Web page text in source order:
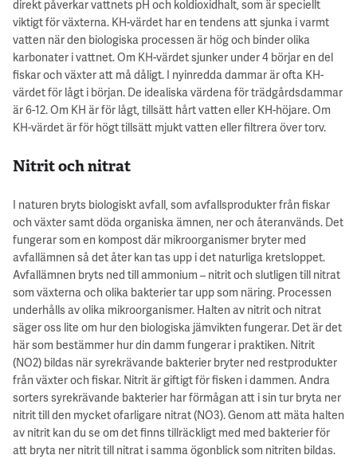
direkt påverkar vattnets pH och koldioxidhalt, som är speciellt
viktigt för växterna. KH-värdet har en tendens att sjunka i varmt
vatten när den biologiska processen är hög och binder olika
karbonater i vattnet. Om KH-värdet sjunker under 4 börjar en del
fiskar och växter att må dåligt. I nyinredda dammar är ofta KH-
värdet för lågt i början. De idealiska värdena för trädgårdsdammar
är 6-12. Om KH är för lågt, tillsätt hårt vatten eller KH-höjare. Om
KH-värdet är för högt tillsätt mjukt vatten eller filtrera över torv.
Nitrit och nitrat
I naturen bryts biologiskt avfall, som avfallsprodukter från fiskar
och växter samt döda organiska ämnen, ner och återanvänds. Det
fungerar som en kompost där mikroorganismer bryter med
avfallämnen så det åter kan tas upp i det naturliga kretsloppet.
Avfallämnen bryts ned till ammonium – nitrit och slutligen till nitrat
som växterna och olika bakterier tar upp som näring. Processen
underhålls av olika mikroorganismer. Halten av nitrit och nitrat
säger oss lite om hur den biologiska jämvikten fungerar. Det är det
här som bestämmer hur din damm fungerar i praktiken. Nitrit
(NO2) bildas när syrekrävande bakterier bryter ned restprodukter
från växter och fiskar. Nitrit är giftigt för fisken i dammen. Andra
sorters syrekrävande bakterier har förmågan att i sin tur bryta ner
nitrit till den mycket ofarligare nitrat (NO3). Genom att mäta halten
av nitrit kan du se om det finns tillräckligt med med bakterier för
att bryta ner nitrit till nitrat i samma ögonblick som nitriten bildas.